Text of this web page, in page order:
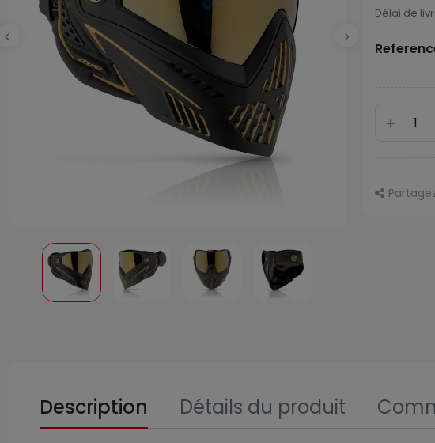
Délai de
Description Détails du produit